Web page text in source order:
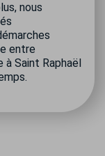
nous
entre
Saint Raphaël